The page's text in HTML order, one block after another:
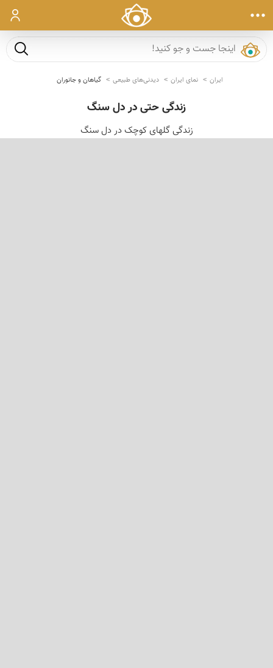
ورود
جست و
ایران نمای ایران دیدنی‌های طبیعی گیاهان و جانوران
زندگی حتی در دل سنگ
زندگی گلهای کوچک در دل سنگ